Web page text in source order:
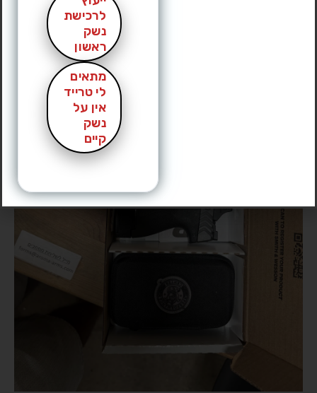
לרכישת
נשק
ראשון
מתאים
לי טרייד
אין על
נשק
קיים